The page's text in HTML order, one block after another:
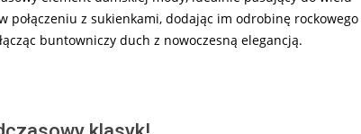
z sukienkami, dodając im odrobinę rockowego
buntowniczy duch z nowoczesną elegancją.